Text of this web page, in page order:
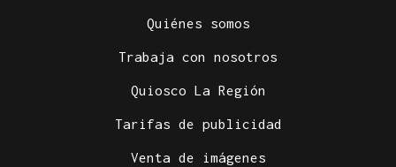
Quiénes somos
Trabaja con nosotros
Quiosco La Región
Tarifas de publicidad
Venta de imágenes